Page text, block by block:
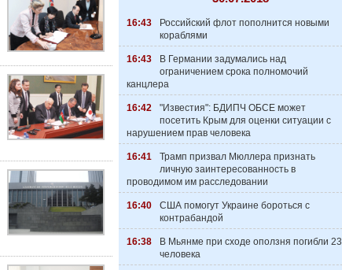
16:43
Российский флот пополнится новыми
кораблями
16:43
В Германии задумались над
ограничением срока полномочий
канцлера
16:42
"Известия": БДИПЧ ОБСЕ может
посетить Крым для оценки ситуации с
нарушением прав человека
16:41
Трамп призвал Мюллера признать
личную заинтересованность в
проводимом им расследовании
16:40
США помогут Украине бороться с
контрабандой
16:38
В Мьянме при сходе оползня погибли 23
человека